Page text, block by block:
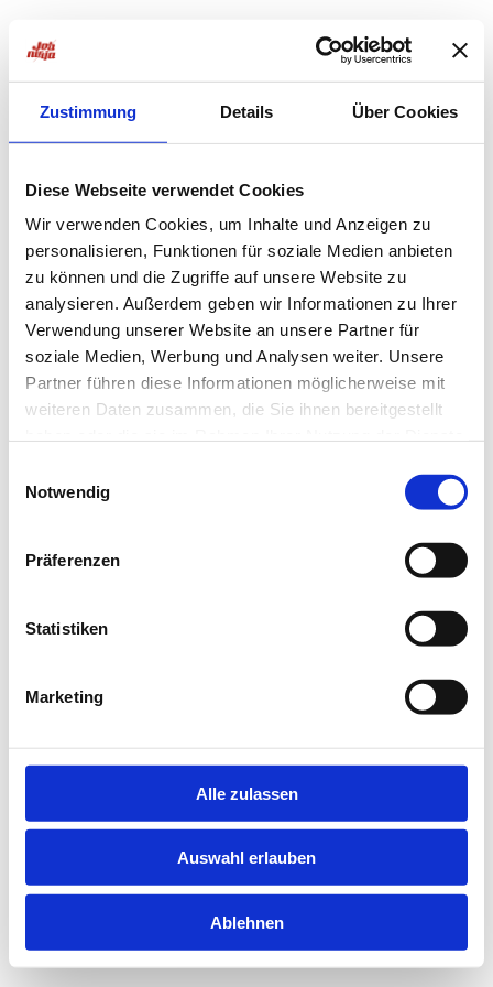
Zustimmung Details Über Cookies
Diese Webseite verwendet Cookies
Wir verwenden Cookies, um Inhalte und Anzeigen zu
personalisieren, Funktionen für soziale Medien anbieten
zu können und die Zugriffe auf unsere Website zu
analysieren. Außerdem geben wir Informationen zu Ihrer
Verwendung unserer Website an unsere Partner für
soziale Medien, Werbung und Analysen weiter. Unsere
Partner führen diese Informationen möglicherweise mit
weiteren Daten zusammen, die Sie ihnen bereitgestellt
Notwendig
Präferenzen
Statistiken
Marketing
Alle zulassen
Auswahl erlauben
Ablehnen
loadingjobninja.com
for more